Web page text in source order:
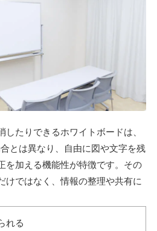
たりできるホワイトボードは、
とは異なり、自由に図や文字を残
を加える機能性が特徴です。その
けではなく、情報の整理や共有に
れる